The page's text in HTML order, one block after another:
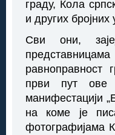
граду, Кола
и других
Сви они,
равноправност
први пут ове
манифестацији
на коме је
фотографијама